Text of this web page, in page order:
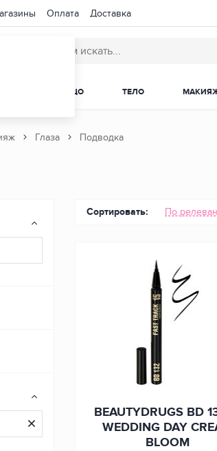
Оплата Доставка
ЛИЦО ТЕЛО
Глаза Подводка
Сортировать: По
BEAUTYDRUGS BD
WEDDING DAY
BLOOM